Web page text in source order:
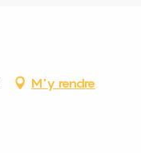
M'y rendre